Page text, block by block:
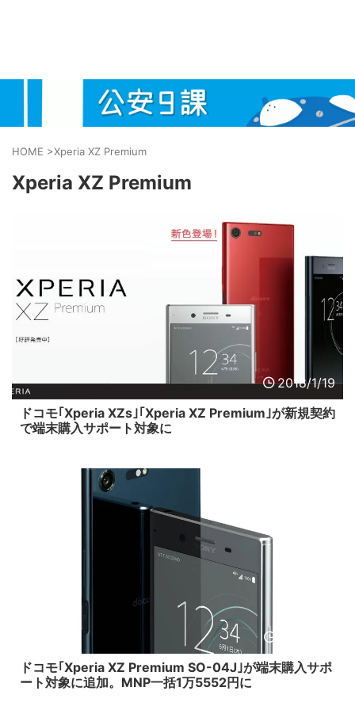
HOME >Xperia XZ Premium
Xperia XZ Premium
2018/1/19
ドコモ｢Xperia XZs｣｢Xperia XZ Premium｣が新規契約
で端末購入サポート対象に
ドコモ｢Xperia XZ Premium SO-04J｣が端末購入サポ
ート対象に追加。MNP一括1万5552円に